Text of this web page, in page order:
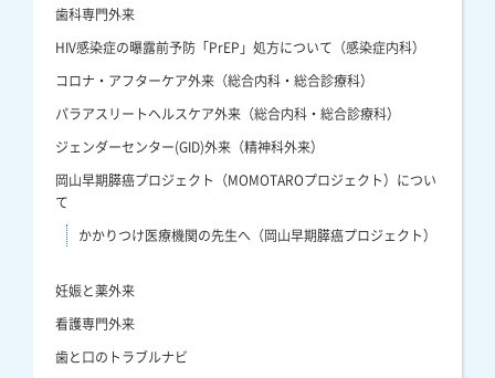
歯科専門外来
HIV感染症の曝露前予防「PrEP」処方について（感染症内科）
コロナ・アフターケア外来（総合内科・総合診療科）
パラアスリートヘルスケア外来（総合内科・総合診療科）
ジェンダーセンター(GID)外来（精神科外来）
岡山早期膵癌プロジェクト（MOMOTAROプロジェクト）につい
て
かかりつけ医療機関の先生へ（岡山早期膵癌プロジェクト）
妊娠と薬外来
看護専門外来
歯と口のトラブルナビ